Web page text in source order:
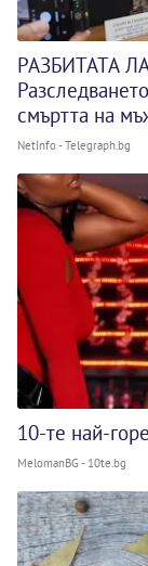
РАЗБИТАТА
смъртта на
NetInfo - Telegraph.bg
10-те най-
MelomanBG - 10te.bg